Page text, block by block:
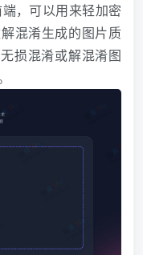
，可以用来轻加密
混淆生成的图片质
损混淆或解混淆图